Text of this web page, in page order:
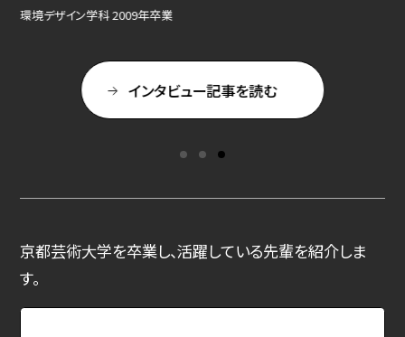
インタビュー記事を読む
環境デザイン学科 2009年卒業
京都芸術大学を卒業し、活躍している先輩を紹介しま
す。